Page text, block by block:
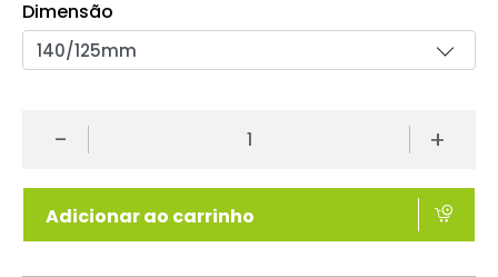
Dimensão
- +
Adicionar ao carrinho